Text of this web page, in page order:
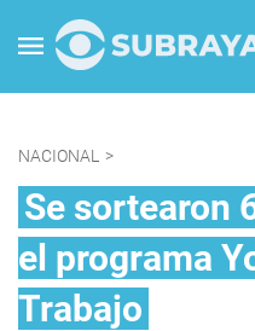
NACIONAL >
Se sortearon
el programa
Trabajo